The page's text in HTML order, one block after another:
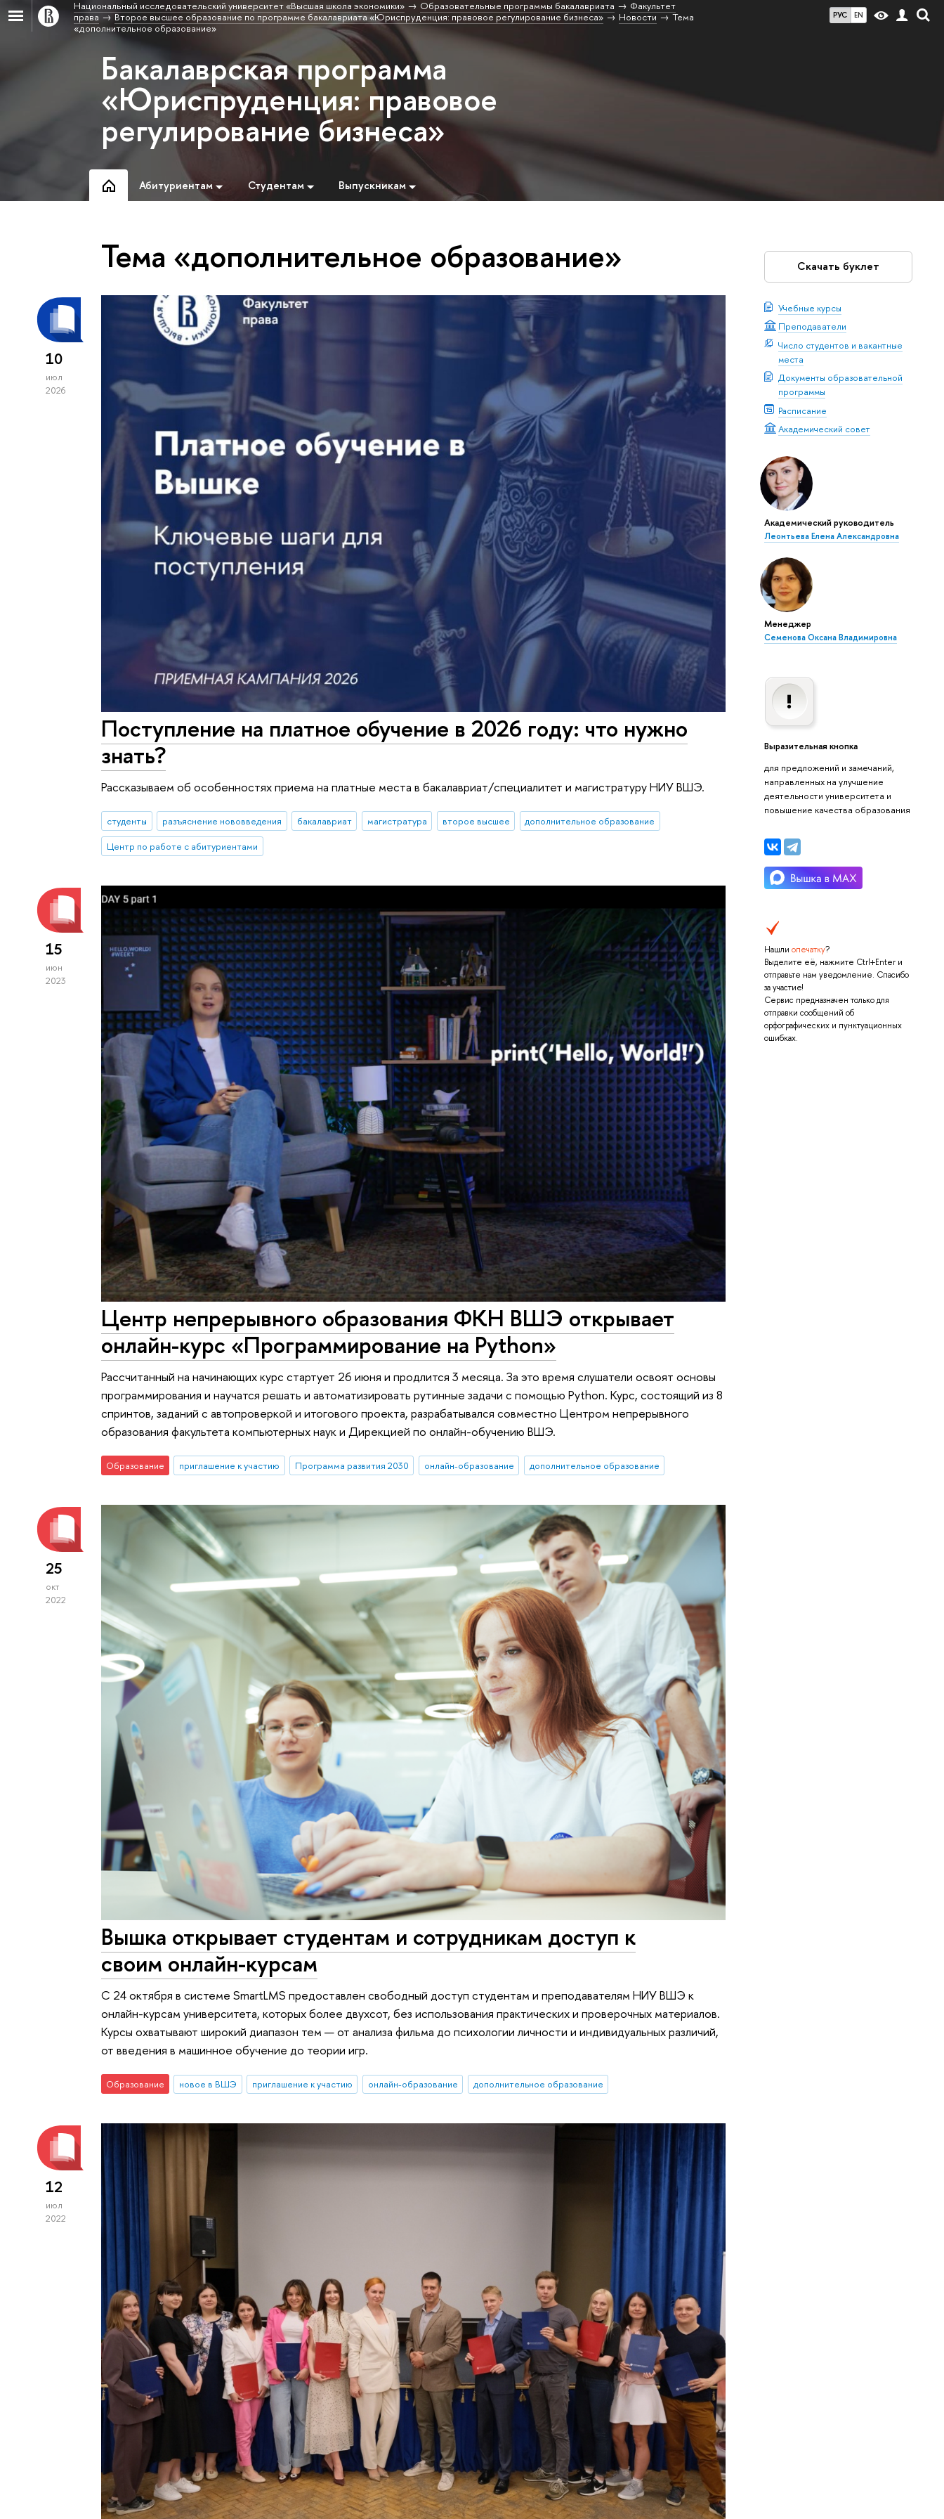
РУС EN
Национальный исследовательский университет «Высшая школа экономики» Образовательные программы бакалавриата
Факультет
права
Второе высшее образование по программе бакалавриата «Юриспруденция: правовое регулирование бизнеса» Новости
Тема
«дополнительное образование»
Бакалаврская программа
«Юриспруденция: правовое
регулирование бизнеса»
Абитуриентам Студентам Выпускникам
Скачать буклет
Учебные курсы
Преподаватели
Число студентов и вакантные
места
Документы образовательной
программы
Расписание
Академический совет
Академический руководитель
Леонтьева Елена Александровна
Менеджер
Семенова Оксана Владимировна
Выразительная кнопка
для предложений и замечаний,
направленных на улучшение
деятельности университета и
повышение качества образования
Нашли опечатку?
Выделите её, нажмите Ctrl+Enter и
отправьте нам уведомление. Спасибо
за участие!
Сервис предназначен только для
отправки сообщений об
орфографических и пунктуационных
ошибках.
Тема «дополнительное образование»
10
июл
2026
Поступление на платное обучение в 2026 году: что нужно
знать?
Рассказываем об особенностях приема на платные места в бакалавриат/специалитет и магистратуру НИУ ВШЭ.
студенты разъяснение нововведения бакалавриат магистратура второе высшее
дополнительное образование
Центр по работе с абитуриентами
15
июн
2023
Центр непрерывного образования ФКН ВШЭ открывает
онлайн-курс «Программирование на Python»
Рассчитанный на начинающих курс стартует 26 июня и продлится 3 месяца. За это время слушатели освоят основы
программирования и научатся решать и автоматизировать рутинные задачи с помощью Python. Курс, состоящий из 8
спринтов, заданий с автопроверкой и итогового проекта, разрабатывался совместно Центром непрерывного
образования факультета компьютерных наук и Дирекцией по онлайн-обучению ВШЭ.
Образование приглашение к участию Программа развития 2030 онлайн-образование дополнительное образование
25
окт
2022
Вышка открывает студентам и сотрудникам доступ к
своим онлайн-курсам
С 24 октября в системе SmartLMS предоставлен свободный доступ студентам и преподавателям НИУ ВШЭ к
онлайн-курсам университета, которых более двухсот, без использования практических и проверочных материалов.
Курсы охватывают широкий диапазон тем — от анализа фильма до психологии личности и индивидуальных различий,
от введения в машинное обучение до теории игр.
Образование новое в ВШЭ приглашение к участию онлайн-образование дополнительное образование
12
июл
2022